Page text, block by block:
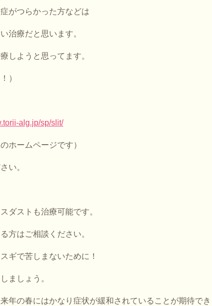
がつらかった方などは
治療だと思います。
しようと思ってます。
）
alg.jp/sp/slit/
ホームページです）
い。
ダストも治療可能です。
方はご相談ください。
ギで苦しまないために！
ましょう。
年の春にはかなり症状が緩和されていることが期待でき